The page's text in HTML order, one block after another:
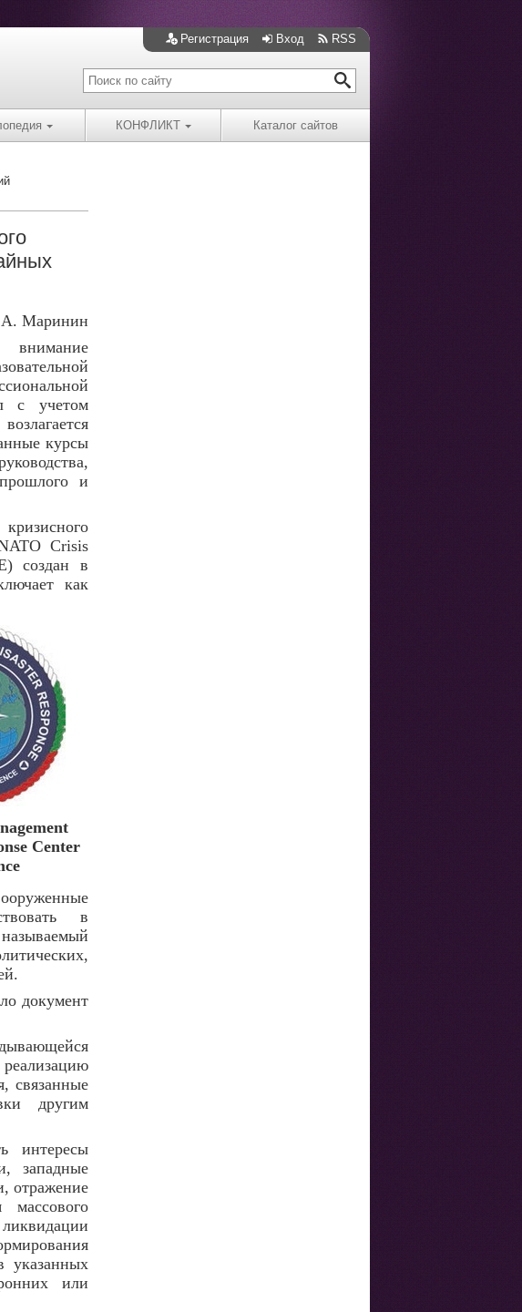
Регистрация Вход RSS
КОНФЛИКТ Каталог сайтов
А. Маринин
внимание
с учетом
курсы
и
Crisis
создан в
как
Center
в
документ
связанные
другим
интересы
западные
отражение
массового
указанных
или